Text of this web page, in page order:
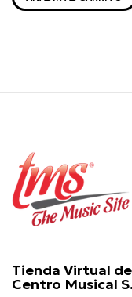
Tienda Virtual
Centro Musical